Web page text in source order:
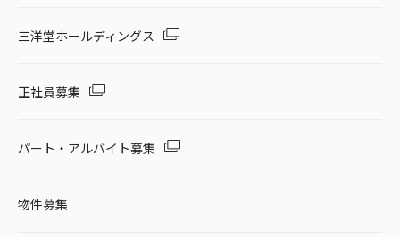
三洋堂ホールディングス
正社員募集
パート・アルバイト募集
物件募集